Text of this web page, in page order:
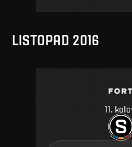
LISTOPAD 2016
11 kolo